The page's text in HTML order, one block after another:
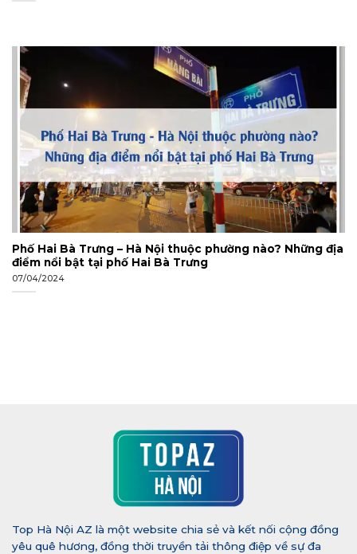
Phố Hai Bà Trưng – Hà Nội thuộc phường nào? Những địa
điểm nổi bật tại phố Hai Bà Trưng
07/04/2024
Top Hà Nội AZ là một website chia sẻ và kết nối cộng đồng
yêu quê hương, đồng thời truyền tải thông điệp về sự đa